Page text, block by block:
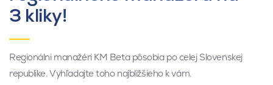
3 kliky!
Regionálni manažéri KM Beta pôsobia po celej Slovenskej
republike. Vyhľadajte toho najbližšieho k vám.